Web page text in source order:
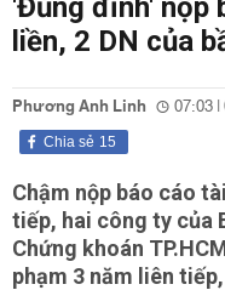
'Đủng đỉnh' nộp
liền, 2 DN của
Phương Anh Linh 07:03
15
Chia sẻ
Chậm nộp báo cáo
tiếp, hai công ty của
Chứng khoán
phạm 3 năm liên